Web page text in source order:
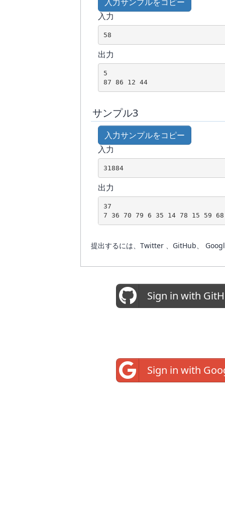
入力
出力
5
87 86 12 44
サンプル3
入力サンプルをコピー
入力
31884
出力
37
提出するには、Twitter 、GitHub、
Sign in with
Sign in with